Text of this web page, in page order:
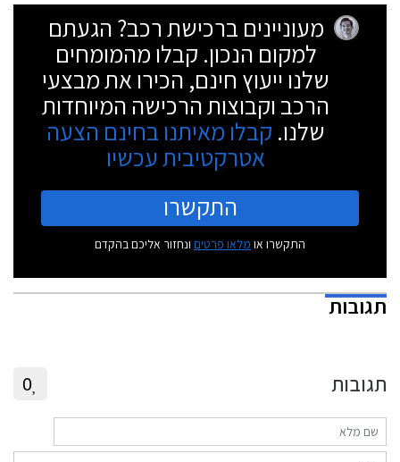
מעוניינים ברכישת רכב? הגעתם
למקום הנכון. קבלו מהמומחים
שלנו ייעוץ חינם, הכירו את מבצעי
הרכב וקבוצות הרכישה המיוחדות
שלנו. קבלו מאיתנו בחינם הצעה
אטרקטיבית עכשיו
התקשרו
התקשרו או מלאו פרטים ונחזור אליכם בהקדם
תגובות
תגובות 0